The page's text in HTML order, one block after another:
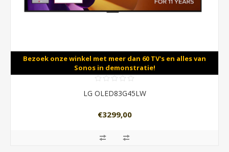
Bezoek onze winkel met meer dan 60 TV's en alles van
Sonos in demonstratie!
LG OLED83G45LW
€3299,00